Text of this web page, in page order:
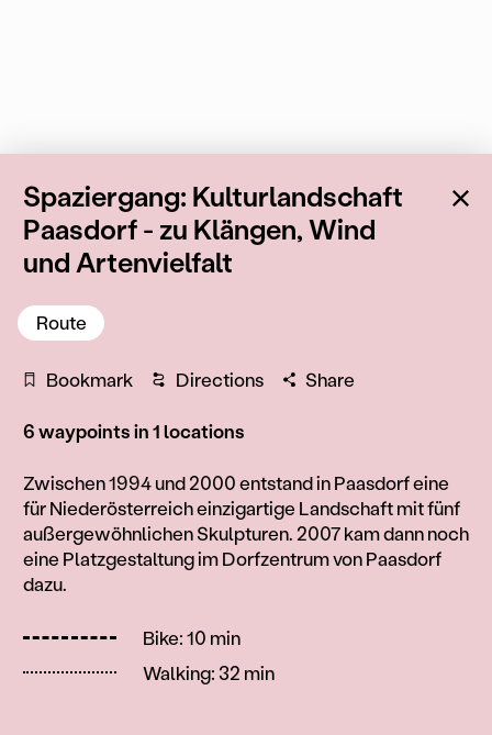
Spaziergang: Kulturlandschaft
Paasdorf - zu Klängen, Wind
und Artenvielfalt
Route
Bookmark Directions Share
6 waypoints in 1 locations
About this route
Zwischen 1994 und 2000 entstand in Paasdorf eine
für Niederösterreich einzigartige Landschaft mit fünf
außergewöhnlichen Skulpturen. 2007 kam dann noch
eine Platzgestaltung im Dorfzentrum von Paasdorf
dazu.
Duration
Length Length:2.7 km.
Bike:10 min
Walking: 32 min